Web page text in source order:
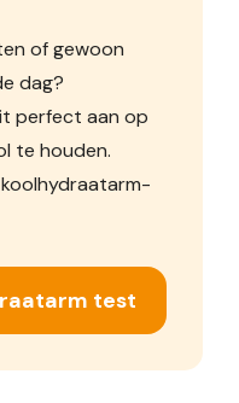
of gewoon
dag?
perfect aan op
te houden.
test